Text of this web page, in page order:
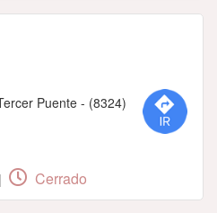
Puente - (8324)
| Cerrado